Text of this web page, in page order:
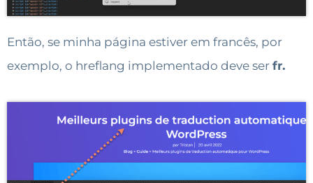
Então, se minha página estiver em francês, por
exemplo, o hreflang implementado deve ser fr.